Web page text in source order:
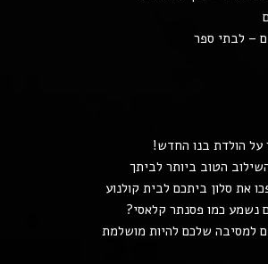
– לבתי ספר
על הולדת בנו החדש!
הטוב ביותר לביתך
את סלון ביתכם לבית קולנוע
נשמע כמו פסנתר קלאסי?
למסיבה שלכם להיות מושלמת